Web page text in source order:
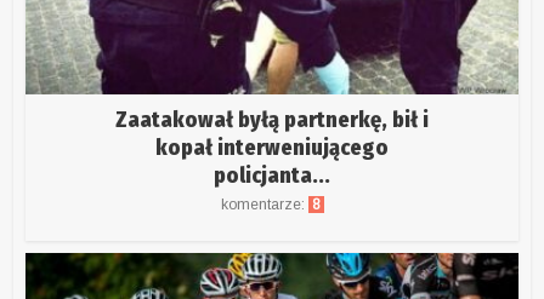
Zaatakował byłą partnerkę, bił i
kopał interweniującego
policjanta...
komentarze: 8